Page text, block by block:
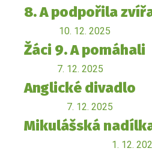
8. A podpořila
10. 12. 2025
Žáci 9. A pomáhali
7. 12. 2025
Anglické divadlo
7. 12. 2025
Mikulášská
1. 12.